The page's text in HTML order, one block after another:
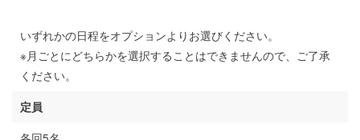
いずれかの日程をオプションよりお選びください。
※月ごとにどちらかを選択することはできませんので、ご了承
ください。
定員